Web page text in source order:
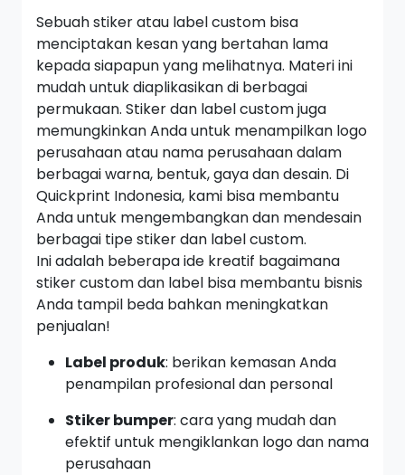
Sebuah stiker atau label custom bisa
menciptakan kesan yang bertahan lama
kepada siapapun yang melihatnya. Materi ini
mudah untuk diaplikasikan di berbagai
permukaan. Stiker dan label custom juga
memungkinkan Anda untuk menampilkan logo
perusahaan atau nama perusahaan dalam
berbagai warna, bentuk, gaya dan desain. Di
Quickprint Indonesia, kami bisa membantu
Anda untuk mengembangkan dan mendesain
berbagai tipe stiker dan label custom.
Ini adalah beberapa ide kreatif bagaimana
stiker custom dan label bisa membantu bisnis
Anda tampil beda bahkan meningkatkan
penjualan!
Label produk: berikan kemasan Anda
penampilan profesional dan personal
Stiker bumper: cara yang mudah dan
efektif untuk mengiklankan logo dan nama
perusahaan